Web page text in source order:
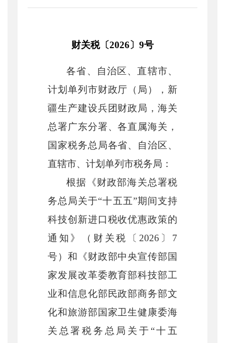
财关税〔2026〕9号
各省、自治区、直辖市、
计划单列市财政厅（局），新
疆生产建设兵团财政局，海关
总署广东分署、各直属海关，
国家税务总局各省、自治区、
直辖市、计划单列市税务局：
根据《财政部海关总署税
务总局关于“十五五”期间支持
科技创新进口税收优惠政策的
通知》（财关税〔2026〕7
号）和《财政部中央宣传部国
家发展改革委教育部科技部工
业和信息化部民政部商务部文
化和旅游部国家卫生健康委海
关总署税务总局关于“十五